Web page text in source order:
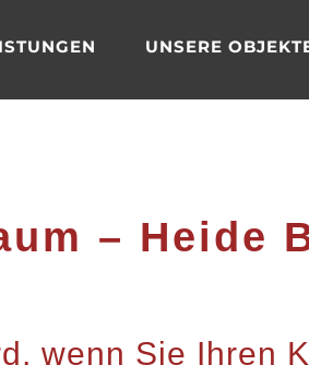
UNSERE
– Heide
wenn Sie Ihren